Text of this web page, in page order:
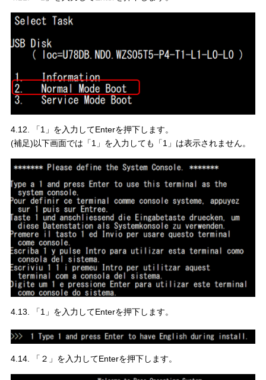
4.12. 「1」を入力してEnterを押下します。
(補足)以下画面では「1」を入力しても「1」は表示されません。
4.13. 「1」を入力してEnterを押下します。
4.14. 「２」を入力してEnterを押下します。